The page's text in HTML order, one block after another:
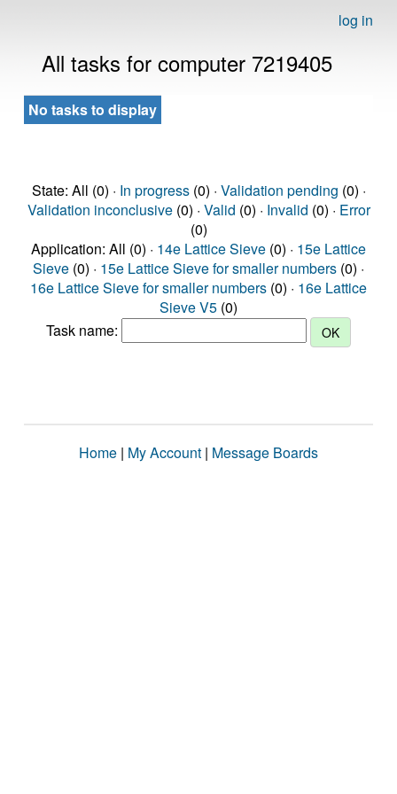
log in
All tasks for computer 7219405
No tasks to display
State: All (0) · In progress(0) · Validation pending (0) ·
Validation inconclusive(0) · Valid (0) · Invalid (0) · Error
(0)
Application: All (0) · 14e Lattice Sieve (0) · 15e Lattice
Sieve (0) · 15e Lattice Sieve for smaller numbers (0) ·
16e Lattice Sieve for smaller numbers (0) · 16e Lattice
Sieve V5 (0)
Task name:
Home | My Account | Message Boards